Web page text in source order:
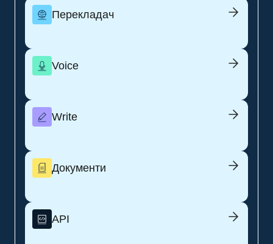
Перекладач
Voice
Write
Документи
API